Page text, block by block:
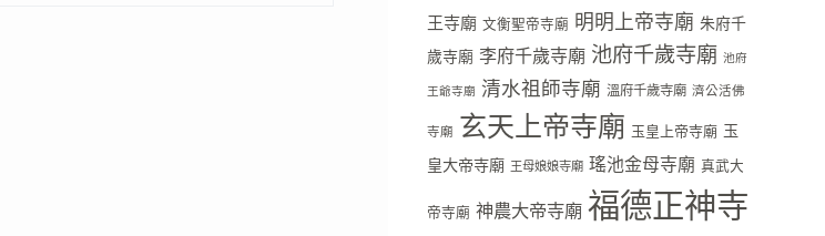
王寺廟 文衡聖帝寺廟 明明上帝寺廟 朱府千
歲寺廟 李府千歲寺廟 池府千歲寺廟 池府
王爺寺廟 清水祖師寺廟 溫府千歲寺廟 濟公活佛
寺廟 玄天上帝寺廟 玉皇上帝寺廟 玉
皇大帝寺廟 王母娘娘寺廟 瑤池金母寺廟 真武大
帝寺廟 神農大帝寺廟 福德正神寺